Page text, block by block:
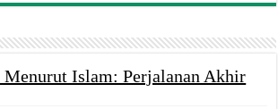
Menurut Islam: Perjalanan Akhir